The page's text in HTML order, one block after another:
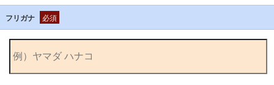
フリガナ 必須